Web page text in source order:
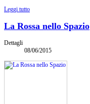
Leggi tutto
La Rossa nello Spazio
Dettagli
08/06/2015